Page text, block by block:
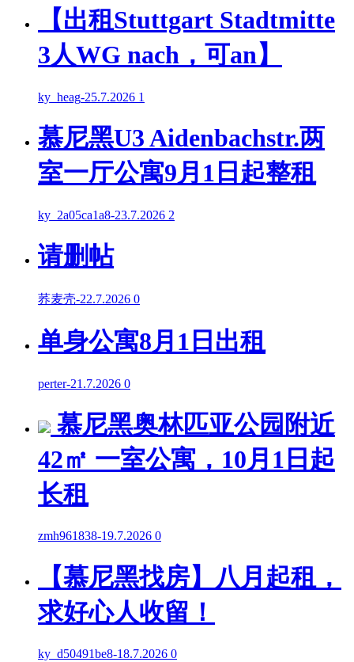
【出租Stuttgart Stadtmitte
3人WG nach，可an】
ky_heag-25.7.2026 1
慕尼黑U3 Aidenbachstr.两
室一厅公寓9月1日起整租
ky_2a05ca1a8-23.7.2026 2
请删帖
荞麦壳-22.7.2026 0
单身公寓8月1日出租
perter-21.7.2026 0
慕尼黑奥林匹亚公园附近
42㎡ 一室公寓，10月1日起
长租
zmh961838-19.7.2026 0
【慕尼黑找房】八月起租，
求好心人收留！
ky_d50491be8-18.7.2026 0